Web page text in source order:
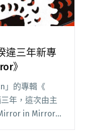
違三年新專
》
」的專輯《
年，這次由主
in Mirror》